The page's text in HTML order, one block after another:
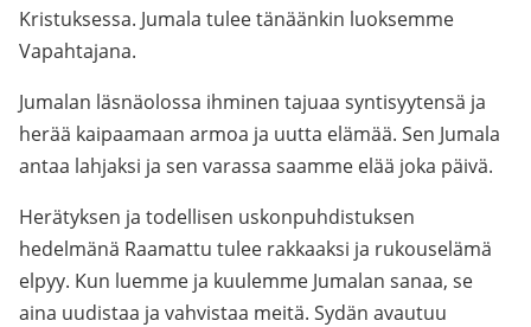
Kristuksessa. Jumala tulee tänäänkin luoksemme
Vapahtajana.
Jumalan läsnäolossa ihminen tajuaa syntisyytensä ja
herää kaipaamaan armoa ja uutta elämää. Sen Jumala
antaa lahjaksi ja sen varassa saamme elää joka päivä.
Herätyksen ja todellisen uskonpuhdistuksen
hedelmänä Raamattu tulee rakkaaksi ja rukouselämä
elpyy. Kun luemme ja kuulemme Jumalan sanaa, se
aina uudistaa ja vahvistaa meitä. Sydän avautuu